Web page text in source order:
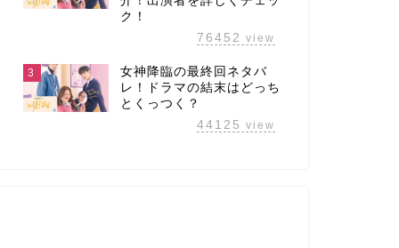
ク！
76452 view
3
女神降臨の最終回ネタバ
レ！ドラマの結末はどっち
とくっつく？
44125 view